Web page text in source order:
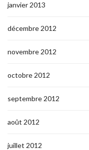
janvier 2013
décembre 2012
novembre 2012
octobre 2012
septembre 2012
août 2012
juillet 2012